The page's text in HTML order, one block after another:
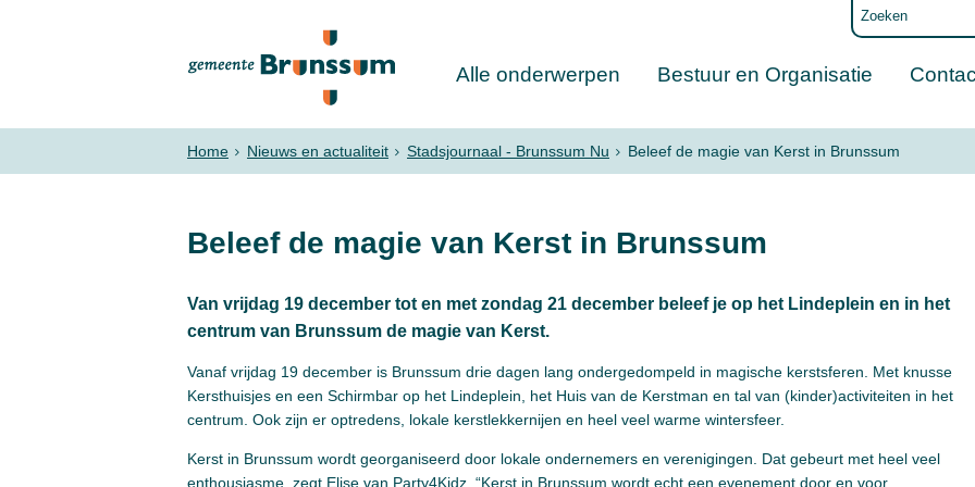
Alle onderwerpen Bestuur en Organisatie
Home Nieuws en actualiteit Stadsjournaal - Brunssum Nu Beleef de magie van Kerst in Brunssum
Beleef de magie van Kerst in Brunssum
Van vrijdag 19 december tot en met zondag 21 december beleef je op het Lindeplein en in het
centrum van Brunssum de magie van Kerst.
Vanaf vrijdag 19 december is Brunssum drie dagen lang ondergedompeld in magische kerstsferen. Met knusse
Kersthuisjes en een Schirmbar op het Lindeplein, het Huis van de Kerstman en tal van (kinder)activiteiten in het
centrum. Ook zijn er optredens, lokale kerstlekkernijen en heel veel warme wintersfeer.
Kerst in Brunssum wordt georganiseerd door lokale ondernemers en verenigingen. Dat gebeurt met heel veel
enthousiasme, zegt Elise van Party4Kidz. “Kerst in Brunssum wordt echt een evenement door en voor